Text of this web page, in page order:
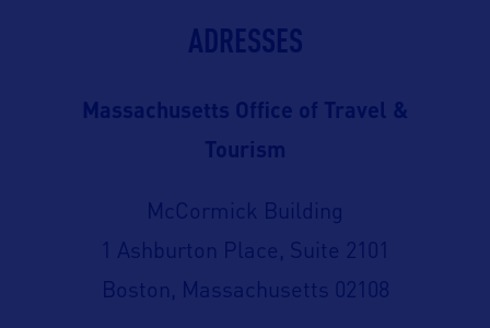
ADRESSES
Massachusetts Office of Travel &
Tourism
McCormick Building
1 Ashburton Place, Suite 2101
Boston, Massachusetts 02108